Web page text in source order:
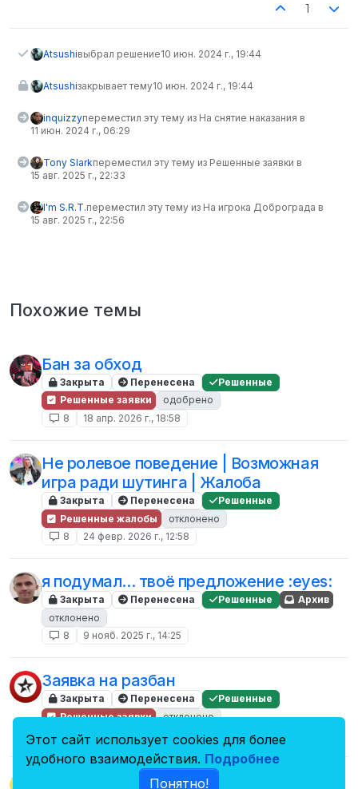
1
Atsushiвыбрал решение10 июн. 2024 г., 19:44
Atsushiзакрывает тему10 июн. 2024 г., 19:44
inquizzyпереместил эту тему из На снятие наказания в
11 июн. 2024 г., 06:29
Tony Slarkпереместил эту тему из Решенные заявки в
15 авг. 2025 г., 22:33
I'm S.R.T.переместил эту тему из На игрока Доброграда в
15 авг. 2025 г., 22:56
Похожие темы
Бан за обход
Закрыта Перенесена
Решенные
Решенные заявки
одобрено
8
18 апр. 2026 г., 18:58
Не ролевое поведение | Возможная
игра ради шутинга | Жалоба
Закрыта Перенесена
Решенные
Решенные жалобы
отклонено
8
24 февр. 2026 г., 12:58
я подумал... твоё предложение :eyes:
Закрыта Перенесена Решенные
Архив
отклонено
8
9 нояб. 2025 г., 14:25
Заявка на разбан
Закрыта Перенесена
Решенные
Решенные заявки
отклонено
8
13 июн. 2024 г., 08:49
Этот сайт использует cookies для более
удобного взаимодействия. Подробнее
Понятно!